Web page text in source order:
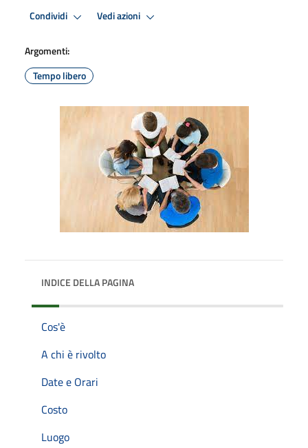
Condividi Vedi azioni
Argomenti:
Tempo libero
INDICE DELLA PAGINA
Cos'è
A chi è rivolto
Date e Orari
Costo
Luogo